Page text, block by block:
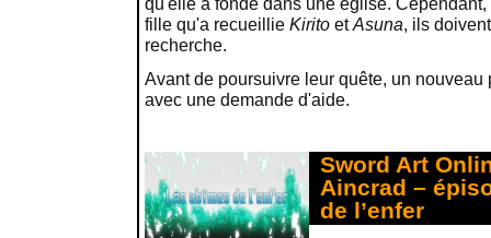
qu'elle a fondé dans une église.
fille qu'a recueillie Kirito etAsuna, ils
recherche.
Avant de poursuivre leur quête, un
avec une demande d'aide.
Sword Art
Aincrad –
de l’enfer